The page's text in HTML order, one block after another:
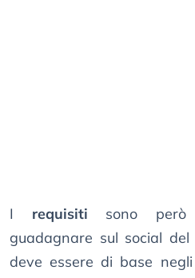
I requisiti sono però
guadagnare sul social
deve essere di base